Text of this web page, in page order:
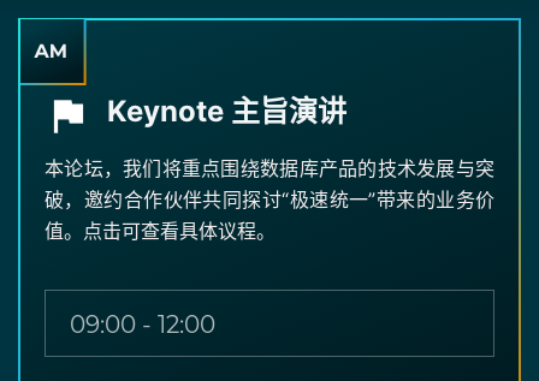
Keynote 主旨演讲
本论坛，我们将重点围绕数据库产品的技术发展与突
破，邀约合作伙伴共同探讨“极速统一”带来的业务价
值。点击可查看具体议程。
09:00 - 12:00